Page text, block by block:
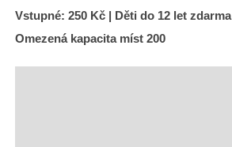
Vstupné: 250 Kč | Děti do 12 let zdarma
Omezená kapacita míst 200